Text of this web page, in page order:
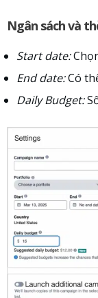
Ngân sách và
Start date:
End date:Có
Daily Budget: